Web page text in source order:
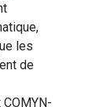
les
de
COMYN-